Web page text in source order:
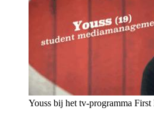
Youss bij het tv-programma First